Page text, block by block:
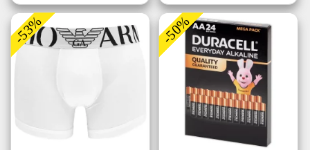
-53% -50%